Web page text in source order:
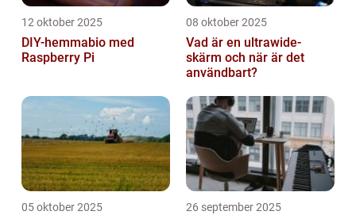
12 oktober 2025
DIY-hemmabio med
Raspberry Pi
08 oktober 2025
Vad är en ultrawide-
skärm och när är det
användbart?
05 oktober 2025 26 september 2025